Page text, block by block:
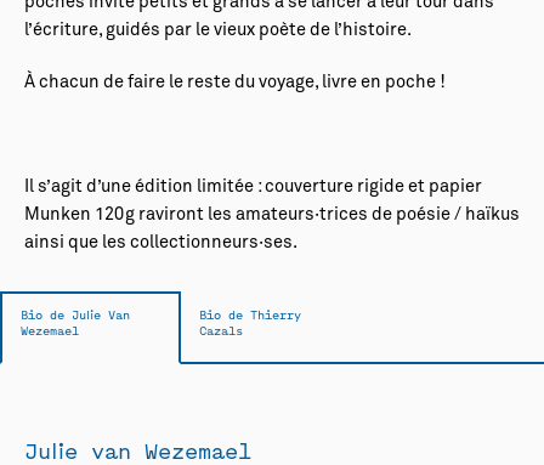
l’écriture, guidés par le vieux poète de l’histoire.
À chacun de faire le reste du voyage, livre en poche !
Il s’agit d’une édition limitée : couverture rigide et papier
Munken 120g raviront les amateurs·trices de poésie / haïkus
ainsi que les collectionneurs·ses.
Bio de Julie Van
Wezemael
Bio de Thierry
Cazals
Julie van Wezemael